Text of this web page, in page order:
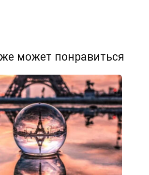
может понравиться